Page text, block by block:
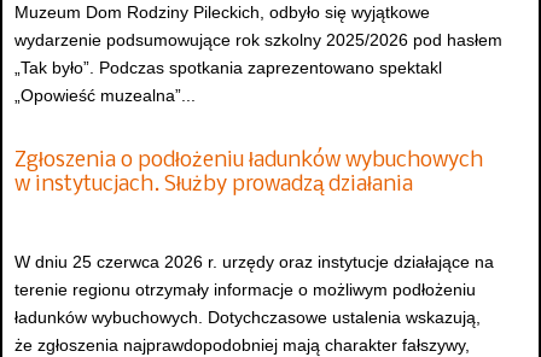
Muzeum Dom Rodziny Pileckich, odbyło się wyjątkowe
wydarzenie podsumowujące rok szkolny 2025/2026 pod hasłem
„Tak było”. Podczas spotkania zaprezentowano spektakl
„Opowieść muzealna”...
Zgłoszenia o podłożeniu ładunków wybuchowych
w instytucjach. Służby prowadzą działania
W dniu 25 czerwca 2026 r. urzędy oraz instytucje działające na
terenie regionu otrzymały informacje o możliwym podłożeniu
ładunków wybuchowych. Dotychczasowe ustalenia wskazują,
że zgłoszenia najprawdopodobniej mają charakter fałszywy,